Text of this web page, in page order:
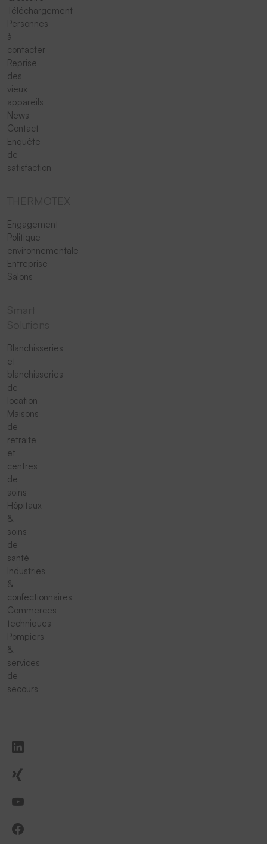
Téléchargement
Personnes
à
contacter
Reprise
des
vieux
appareils
News
Contact
Enquête
de
satisfaction
Engagement
Politique
environnementale
Entreprise
Salons
Blanchisseries
et
blanchisseries
de
location
Maisons
de
retraite
et
centres
de
soins
Hôpitaux
&
soins
de
santé
Industries
&
confectionnaires
Commerces
techniques
Pompiers
&
services
de
secours